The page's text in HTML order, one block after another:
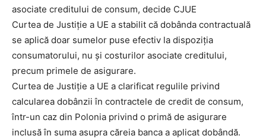
Curtea de Justiție a UE a stabilit că dobânda contractuală
se aplică doar sumelor puse efectiv la dispoziția
consumatorului, nu și costurilor asociate creditului,
precum primele de asigurare.
Curtea de Justiție a UE a clarificat regulile privind
calcularea dobânzii în contractele de credit de consum,
într-un caz din Polonia privind o primă de asigurare
inclusă în suma asupra căreia banca a aplicat dobândă.